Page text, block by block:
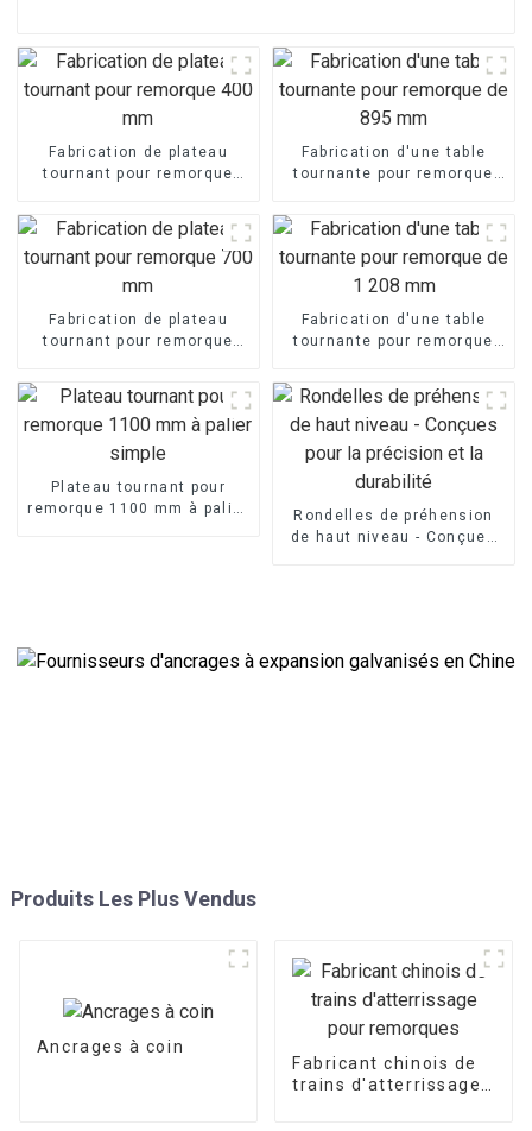
Fabrication de plateau
tournant pour remorque
Fabrication d'une table
tournante pour remorque
Fabrication de plateau
tournant pour remorque
Fabrication d'une table
tournante pour remorque
Plateau tournant pour
remorque 1100 mm à palier
Rondelles de préhension
de haut niveau - Conçues
Produits Les Plus Vendus
Ancrages à coin
Fabricant chinois de
trains d'atterrissage